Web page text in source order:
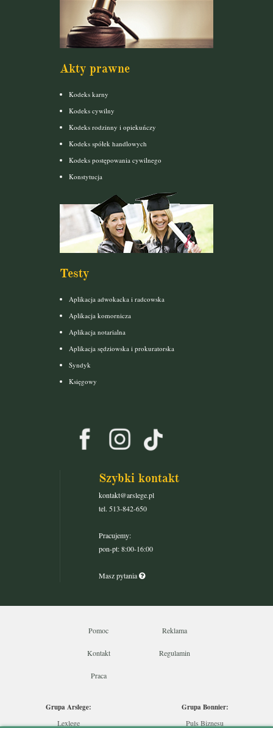
Akty prawne
Kodeks karny
Kodeks cywilny
Kodeks rodzinny i opiekuńczy
Kodeks spółek handlowych
Kodeks postępowania cywilnego
Konstytucja
Testy
Aplikacja adwokacka i radcowska
Aplikacja komornicza
Aplikacja notarialna
Aplikacja sędziowska i prokuratorska
Syndyk
Księgowy
Szybki kontakt
kontakt@arslege.pl
tel. 513-842-650
Pracujemy:
pon-pt: 8:00-16:00
Masz pytania
Pomoc Reklama
Kontakt Regulamin
Praca
Grupa Arslege:
Lexlege
Grupa Bonnier:
Puls Biznesu